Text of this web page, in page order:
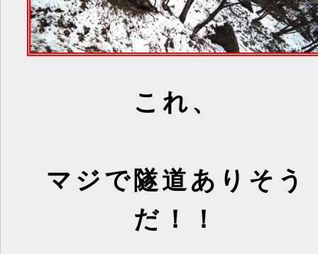
これ、
マジで隧道ありそう
だ！！